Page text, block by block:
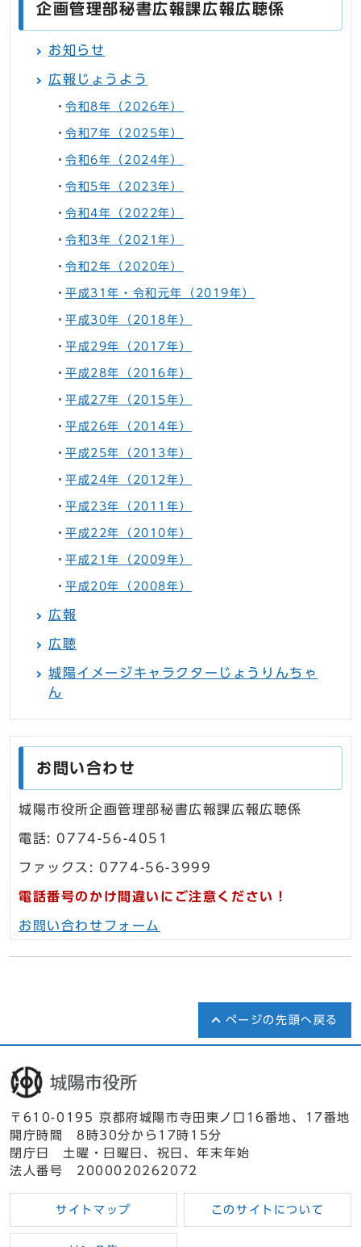
企画管理部秘書広報課広報広聴係
お知らせ
広報じょうよう
令和8年（2026年）
令和7年（2025年）
令和6年（2024年）
令和5年（2023年）
令和4年（2022年）
令和3年（2021年）
令和2年（2020年）
平成31年・令和元年（2019年）
平成30年（2018年）
平成29年（2017年）
平成28年（2016年）
平成27年（2015年）
平成26年（2014年）
平成25年（2013年）
平成24年（2012年）
平成23年（2011年）
平成22年（2010年）
平成21年（2009年）
平成20年（2008年）
広報
広聴
城陽イメージキャラクターじょうりんちゃ
ん
お問い合わせ
城陽市役所企画管理部秘書広報課広報広聴係
電話: 0774-56-4051
ファックス: 0774-56-3999
電話番号のかけ間違いにご注意ください！
お問い合わせフォーム
ページの先頭へ戻る
〒610-0195 京都府城陽市寺田東ノ口16番地、17番地
開庁時間 8時30分から17時15分
閉庁日 土曜・日曜日、祝日、年末年始
法人番号 2000020262072
サイトマップ このサイトについて